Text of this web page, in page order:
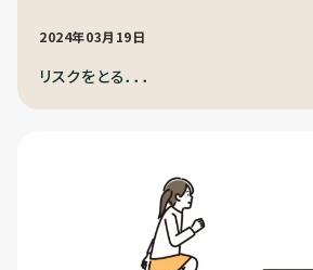
2024年03月19日
リスクをとる．．．